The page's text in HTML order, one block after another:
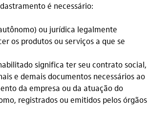
é necessário:
ou jurídica legalmente
os produtos ou serviços a que se
significa ter seu contrato social,
e demais documentos necessários ao
da empresa ou da atuação do
registrados ou emitidos pelos órgãos